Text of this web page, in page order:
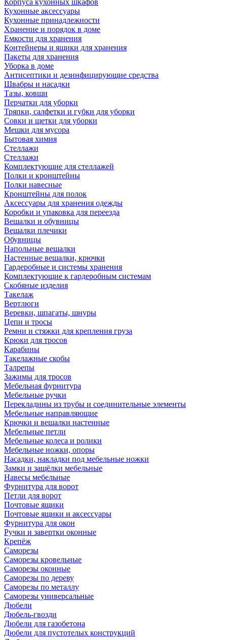
Корпуса кухонных шкафов
Кухонные аксессуары
Кухонные принадлежности
Хранение и порядок в доме
Емкости для хранения
Контейнеры и ящики для хранения
Пакеты для хранения
Уборка в доме
Антисептики и дезинфицирующие средства
Швабры и насадки
Тазы, ковши
Перчатки для уборки
Тряпки, салфетки и губки для уборки
Совки и щетки для уборки
Мешки для мусора
Бытовая химия
Стеллажи
Стеллажи
Комплектующие для стеллажей
Полки и кронштейны
Полки навесные
Кронштейны для полок
Аксессуары для хранения одежды
Коробки и упаковка для переезда
Вешалки и обувницы
Вешалки плечики
Обувницы
Напольные вешалки
Настенные вешалки, крючки
Гардеробные и системы хранения
Комплектующие к гардеробным системам
Скобяные изделия
Такелаж
Вертлюги
Веревки, шпагаты, шнуры
Цепи и тросы
Ремни и стяжки для крепления груза
Крюки для тросов
Карабины
Такелажные скобы
Талрепы
Зажимы для тросов
Мебельная фурнитура
Мебельные ручки
Перекладины из трубы и соединительные элементы
Мебельные направляющие
Крючки и вешалки настенные
Мебельные петли
Мебельные колеса и ролики
Мебельные ножки, опоры
Насадки, накладки под мебельные ножки
Замки и защёлки мебельные
Навесы мебельные
Фурнитура для ворот
Петли для ворот
Почтовые ящики
Почтовые ящики и аксессуары
Фурнитура для окон
Ручки и завертки оконные
Крепёж
Саморезы
Саморезы кровельные
Саморезы оконные
Саморезы по дереву
Саморезы по металлу
Саморезы универсальные
Дюбели
Дюбель-гвозди
Дюбели для газобетона
Дюбели для пустотелых конструкций